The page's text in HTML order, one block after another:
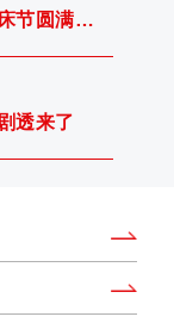
节圆满举
透来了